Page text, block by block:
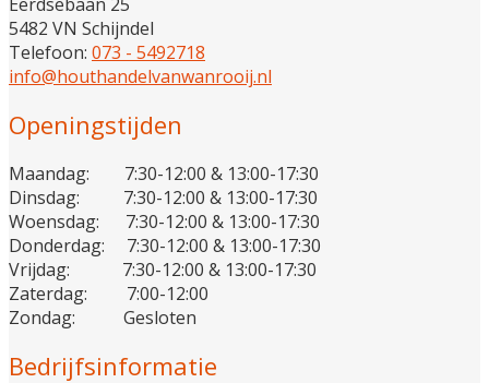
5482 VN Schijndel
Telefoon: 073 - 5492718
info@houthandelvanwanrooij.nl
Openingstijden
Maandag: 7:30-12:00 & 13:00-17:30
Dinsdag: 7:30-12:00 & 13:00-17:30
Woensdag: 7:30-12:00 & 13:00-17:30
Donderdag: 7:30-12:00 & 13:00-17:30
Vrijdag: 7:30-12:00 & 13:00-17:30
Zaterdag: 7:00-12:00
Zondag: Gesloten
Bedrijfsinformatie